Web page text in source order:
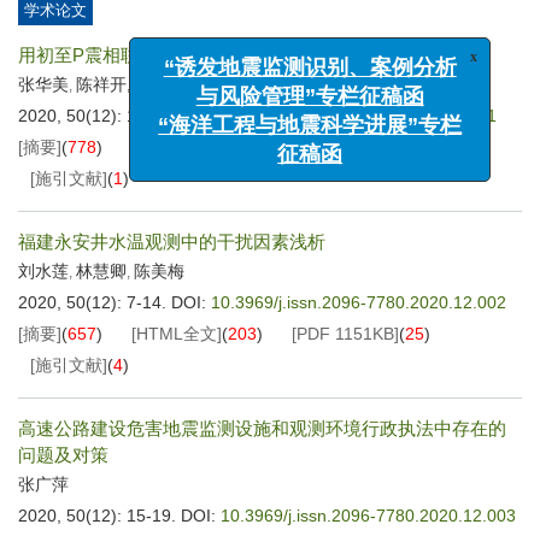
学术论文
用初至P震相联合深度震相sPL测定海南中小地震深度
张华美, 陈祥开, 田轶,麻福洋
2020, 50(12): 1-6.
DOI:10.3969/j.issn.2096-7780.2020.12.001
[摘要](778) [PDF1343KB
[施引文献](1)
福建永安井水温观测中的干扰因素浅析
刘水莲, 林慧卿, 陈美梅
2020, 50(12): 7-14. DOI: 10.3969/j.issn.2096-7780.2020.12.002
[摘要](657) [HTML全文](203) [PDF 1151KB](25)
[施引文献](4)
高速公路建设危害地震监测设施和观测环境行政执法中存在的
问题及对策
张广萍
2020, 50(12): 15-19.
DOI: 10.3969/j.issn.2096-7780.2020.12.003
“诱发地震监测识别、案例分析
与风险管理”专栏征稿函
“海洋工程与地震科学进展”专栏
征稿函